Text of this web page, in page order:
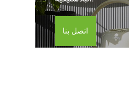
اتصل بنا